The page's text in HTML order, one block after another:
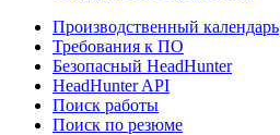
Производственный календарь
Требования к ПО
Безопасный HeadHunter
HeadHunter API
Поиск работы
Поиск по резюме